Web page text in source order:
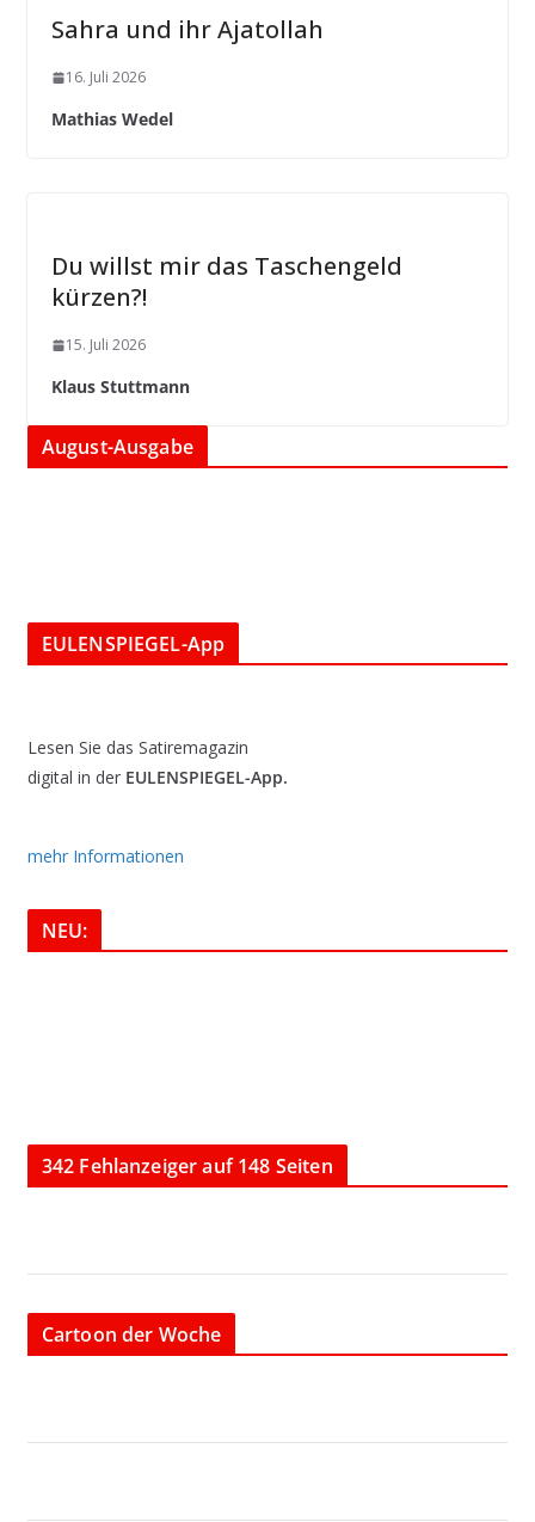
Sahra und ihr Ajatollah
16. Juli 2026
Mathias Wedel
Du willst mir das Taschengeld
kürzen?!
15. Juli 2026
Klaus Stuttmann
August-Ausgabe
EULENSPIEGEL-App
Lesen Sie das Satiremagazin
digital in der EULENSPIEGEL-App.
mehr Informationen
NEU:
342 Fehlanzeiger auf 148 Seiten
Cartoon der Woche